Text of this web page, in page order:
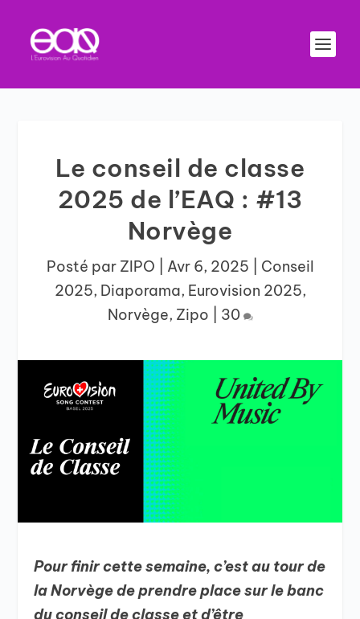
Le conseil de classe
2025 de l’EAQ : #13
Norvège
Posté par ZIPO Avr 6, 2025
Conseil
2025, Diaporama, Eurovision 2025,
Norvège, Zipo 30
Pour finir cette semaine, c’est au tour de
la Norvège de prendre place sur le banc
du conseil de classe et d’être